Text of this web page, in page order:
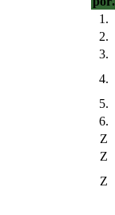
1.
2.
3.
4.
5.
6.
Z
Z
Z